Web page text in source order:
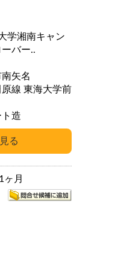
学湘南キャン
バー..
矢名
線 東海大学前
造
1ヶ月